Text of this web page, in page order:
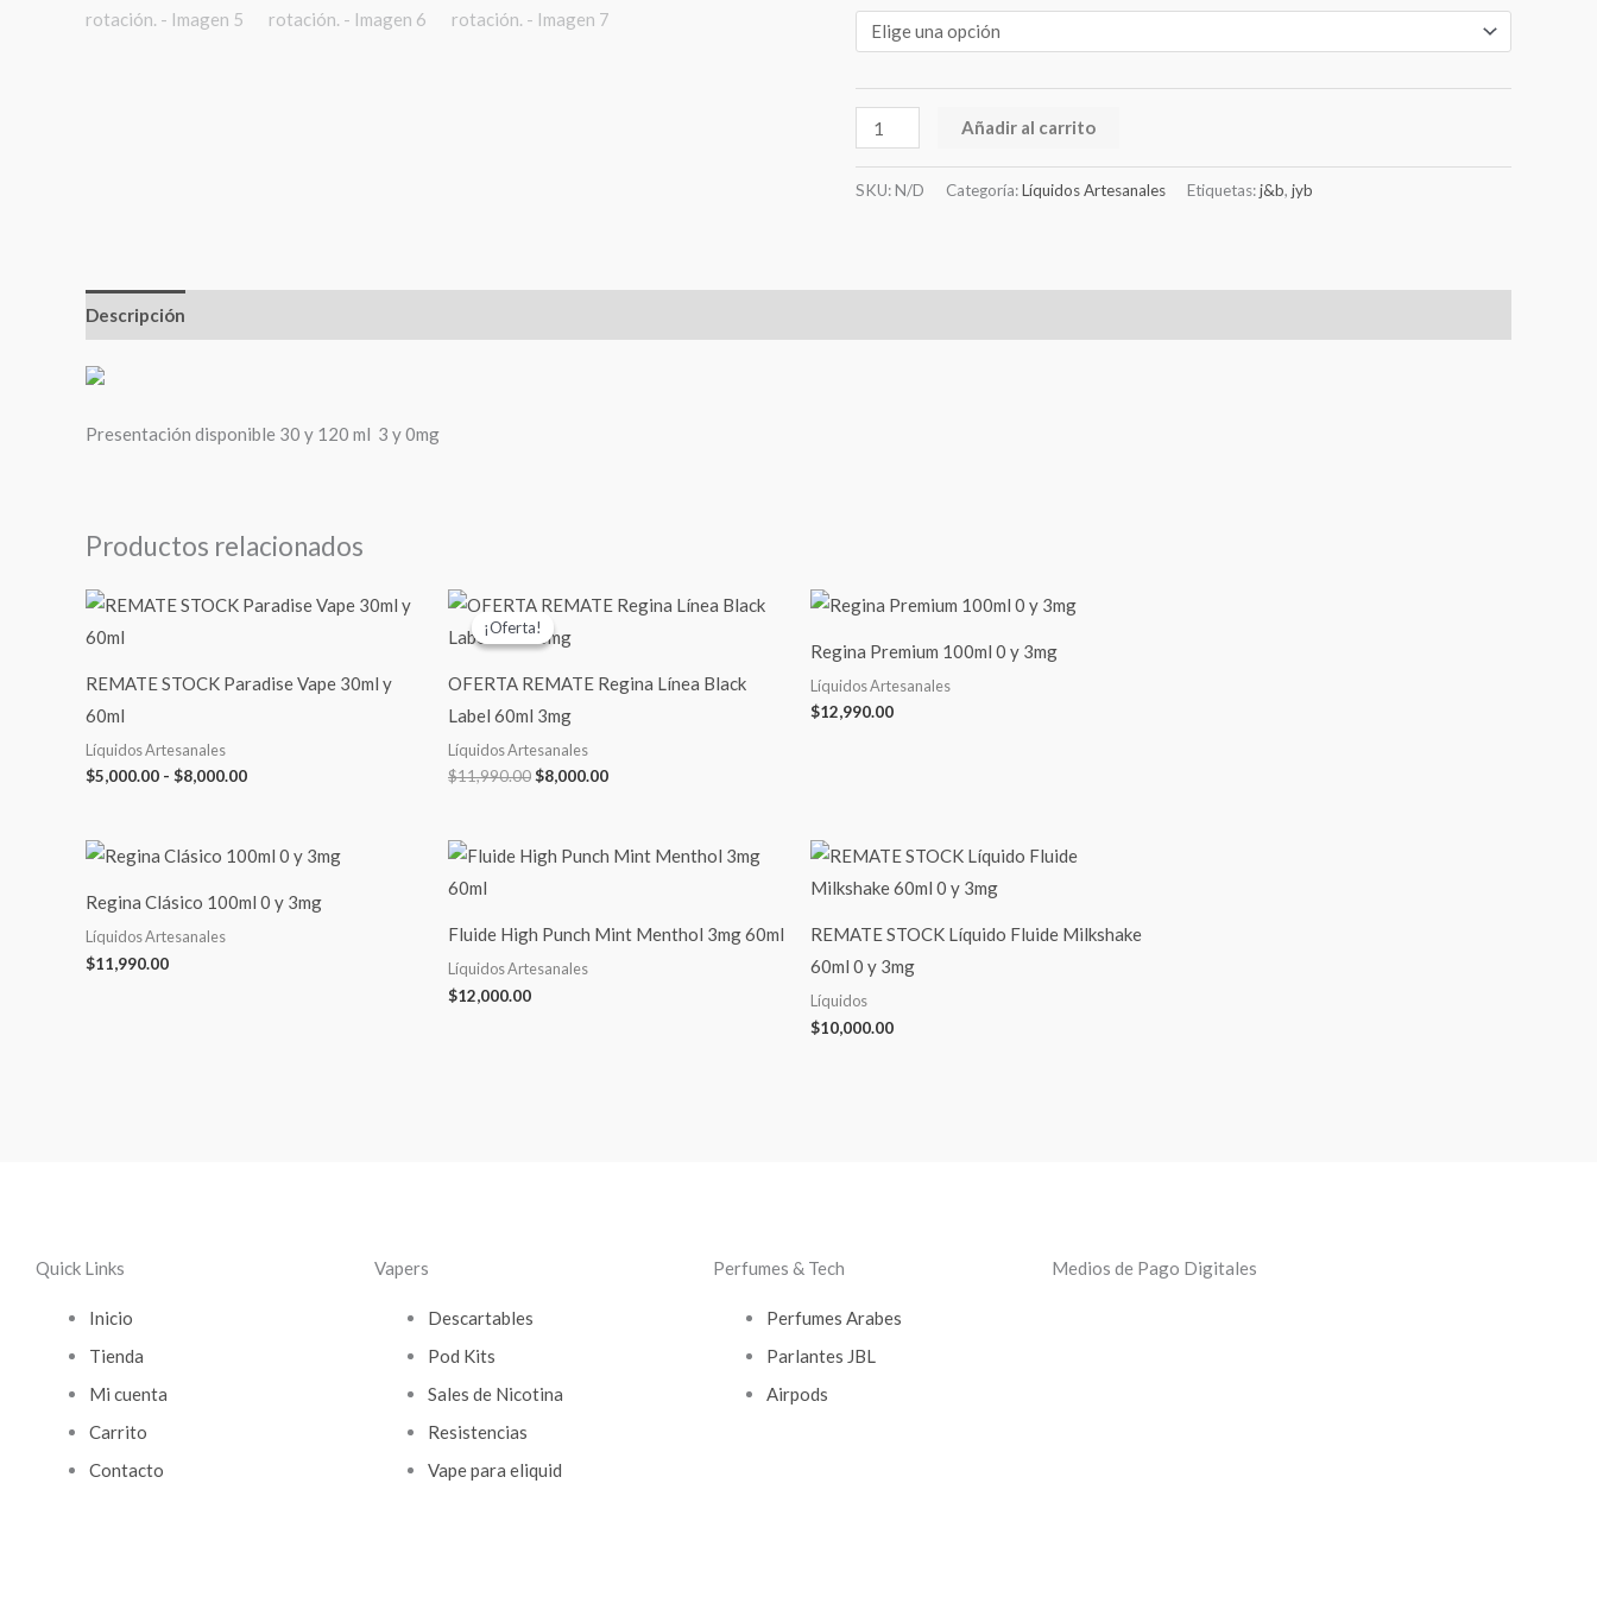
poca
rotación.
Añadir al carrito
SKU:N/D Categoría:Líquidos Artesanales Etiquetas:j&b, jyb
Descripción
Presentación disponible 30 y 120 ml 3 y 0mg
Productos relacionados
REMATE STOCK Paradise Vape 30ml y
60ml
Líquidos Artesanales
$5,000.00 - $8,000.00
Rango
de
$5,000.00
¡Oferta!
¡Oferta!
OFERTA REMATE Regina Línea Black
Label 60ml 3mg
Líquidos Artesanales
$11,990.00
El
precio
original
$11,990.00.
$8,000.00
El
precio
$8,000.00.
Regina Premium 100ml 0 y 3mg
Líquidos Artesanales
$12,990.00
Regina Clásico 100ml 0 y 3mg
Líquidos Artesanales
$11,990.00
Fluide High Punch Mint Menthol 3mg 60ml
Líquidos Artesanales
$12,000.00
REMATE STOCK Líquido Fluide Milkshake
60ml 0 y 3mg
Líquidos
$10,000.00
Quick Links
Inicio
Tienda
Mi cuenta
Carrito
Contacto
Vapers
Descartables
Pod Kits
Sales de Nicotina
Resistencias
Vape para eliquid
Perfumes & Tech
Perfumes Arabes
Parlantes JBL
Airpods
Medios de Pago Digitales